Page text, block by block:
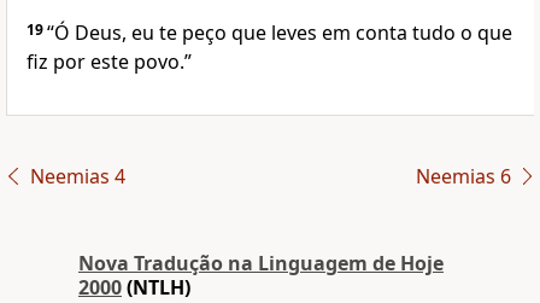
19“Ó Deus, eu te peço que leves em conta tudo o que
fiz por este povo.”
Neemias 4 Neemias 6
Nova Traduҫão na Linguagem de Hoje
2000(NTLH)